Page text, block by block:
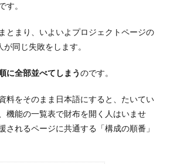
す。
とまり、いよいよプロジェクトページの
同じ失敗をします。
に全部並べてしまうのです。
料をそのまま日本語にすると、たいてい
機能の一覧表で財布を開く人はいませ
されるページに共通する「構成の順番」